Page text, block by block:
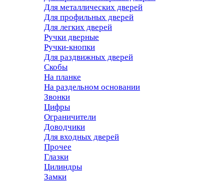
Для металлических дверей
Для профильных дверей
Для легких дверей
Ручки дверные
Ручки-кнопки
Для раздвижных дверей
Скобы
На планке
На раздельном основании
Звонки
Цифры
Ограничители
Доводчики
Для входных дверей
Прочее
Глазки
Цилиндры
Замки